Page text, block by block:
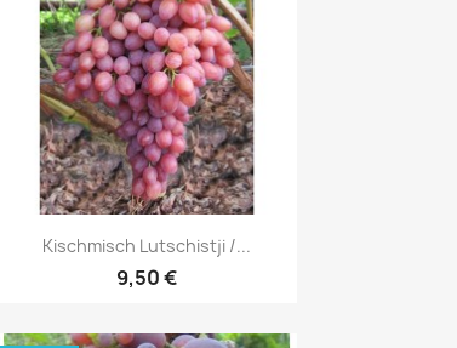
Pikakatselu
Kischmisch Lutschistji /...
9,50 €